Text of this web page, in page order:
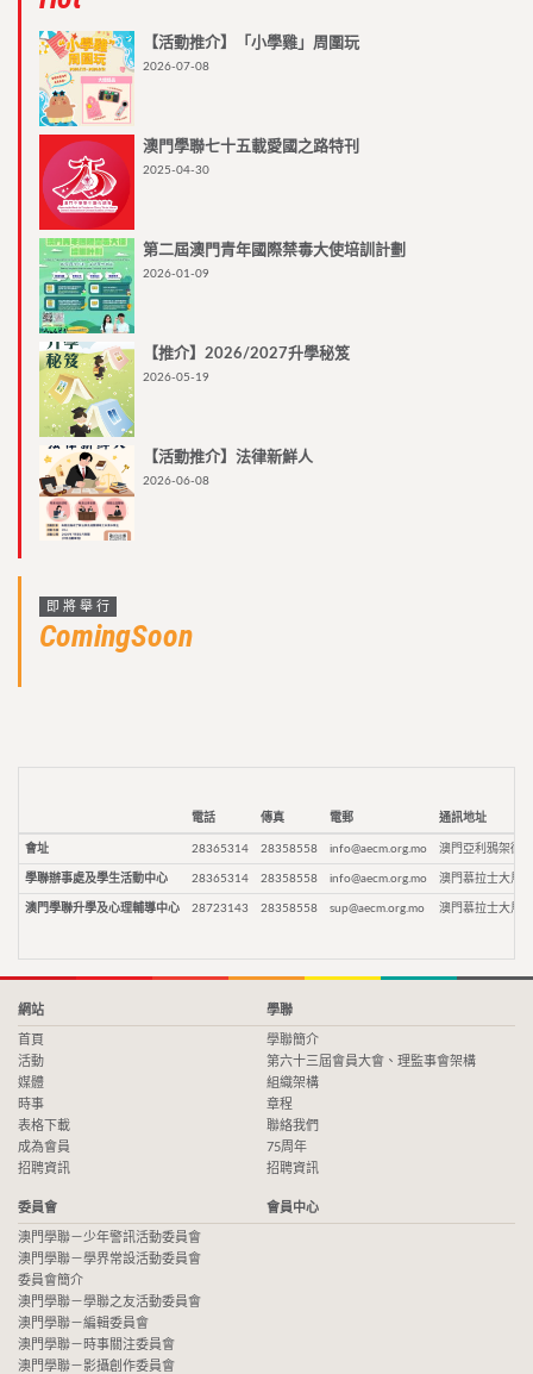
【活動推介】「小學雞」周圍玩
2026-07-08
澳門學聯七十五載愛國之路特刊
2025-04-30
第二屆澳門青年國際禁毒大使培訓計劃
2026-01-09
【推介】2026/2027升學秘笈
2026-05-19
【活動推介】法律新鮮人
2026-06-08
即將舉行
ComingSoon
電話 傳真 電郵 通訊地址
會址 28365314 28358558 info@aecm.org.mo 澳門亞利鴉架街9
學聯辦事處及學生活動中心 28365314 28358558 info@aecm.org.mo 澳門慕拉士大馬
澳門學聯升學及心理輔導中心 28723143 28358558 sup@aecm.org.mo 澳門慕拉士大馬
網站
首頁
活動
媒體
時事
表格下載
成為會員
招聘資訊
學聯
學聯簡介
第六十三屆會員大會、理監事會架構
組織架構
章程
聯絡我們
75周年
招聘資訊
委員會
澳門學聯－少年警訊活動委員會
澳門學聯－學界常設活動委員會
委員會簡介
澳門學聯－學聯之友活動委員會
澳門學聯－編輯委員會
澳門學聯－時事關注委員會
澳門學聯－影攝創作委員會
會員中心